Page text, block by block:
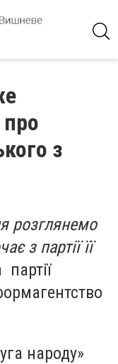
з
розглянемо
з партії її
народу»